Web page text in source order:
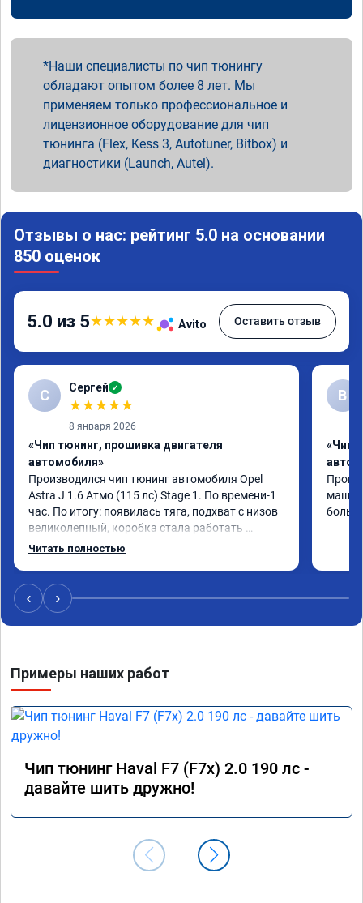
Наши специалисты по чип тюнингу
обладают опытом более 8 лет. Мы
применяем только профессиональное и
лицензионное оборудование для чип
тюнинга (Flex, Kess 3, Autotuner, Bitbox) и
диагностики (Launch, Autel).
Отзывы о нас: рейтинг 5.0 на основании
850 оценок
5.0 из 5★★★★★ Avito Оставить отзыв
С Сергей ✓
★★★★★
8 января 2026
«Чип тюнинг, прошивка двигателя
автомобиля»
Производился чип тюнинг автомобиля Opel
Astra J 1.6 Атмо (115 лс) Stage 1. По времени-1
час. По итогу: появилась тяга, подхват с низов
великолепный, коробка стала работать
плавнее. На трассе быстрее скидывает
Рекомендую компанию!
Номер сертификата: А011870 от 06.01.2026
Читать полностью
В
«Чип
‹ ›
Примеры наших работ
Чип тюнинг Haval F7 (F7x) 2.0 190 лс -
давайте шить дружно!